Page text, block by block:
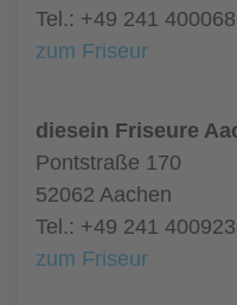
Tel.: +49 241
zum Friseur
diesein Friseure
Pontstraße 170
52062 Aachen
Tel.: +49 241
zum Friseur